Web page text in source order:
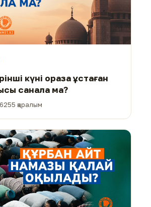
күні ораза ұстаған
санала ма?
255 қаралым